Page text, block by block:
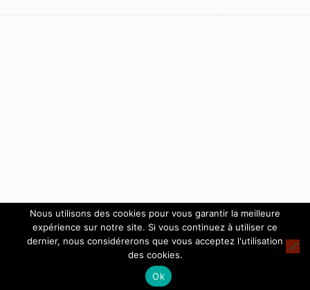
Nous utilisons des cookies pour vous garantir la meilleure
expérience sur notre site. Si vous continuez à utiliser ce
dernier, nous considérerons que vous acceptez l'utilisation
des cookies.
Ok